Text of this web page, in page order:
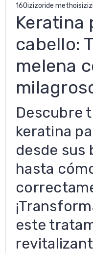
160izizoride
Keratina
cabello:
melena
Descubre
keratina
desde sus
hasta
este